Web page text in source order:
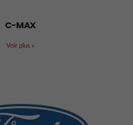
C-MAX
Voir plus »